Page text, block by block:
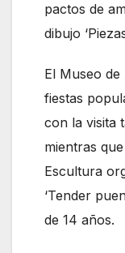
pactos de
dibujo
El Museo
fiestas
con la visita
mientras
Escultura
‘Tender
de 14 años.